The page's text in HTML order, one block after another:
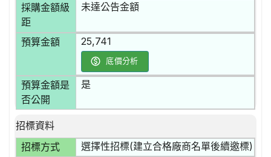
採購金額級
距
未達公告金額
預算金額 25,741
底價分析
預算金額是
否公開
是
招標資料
招標方式
選擇性招標(建立合格廠商名單後續邀標)